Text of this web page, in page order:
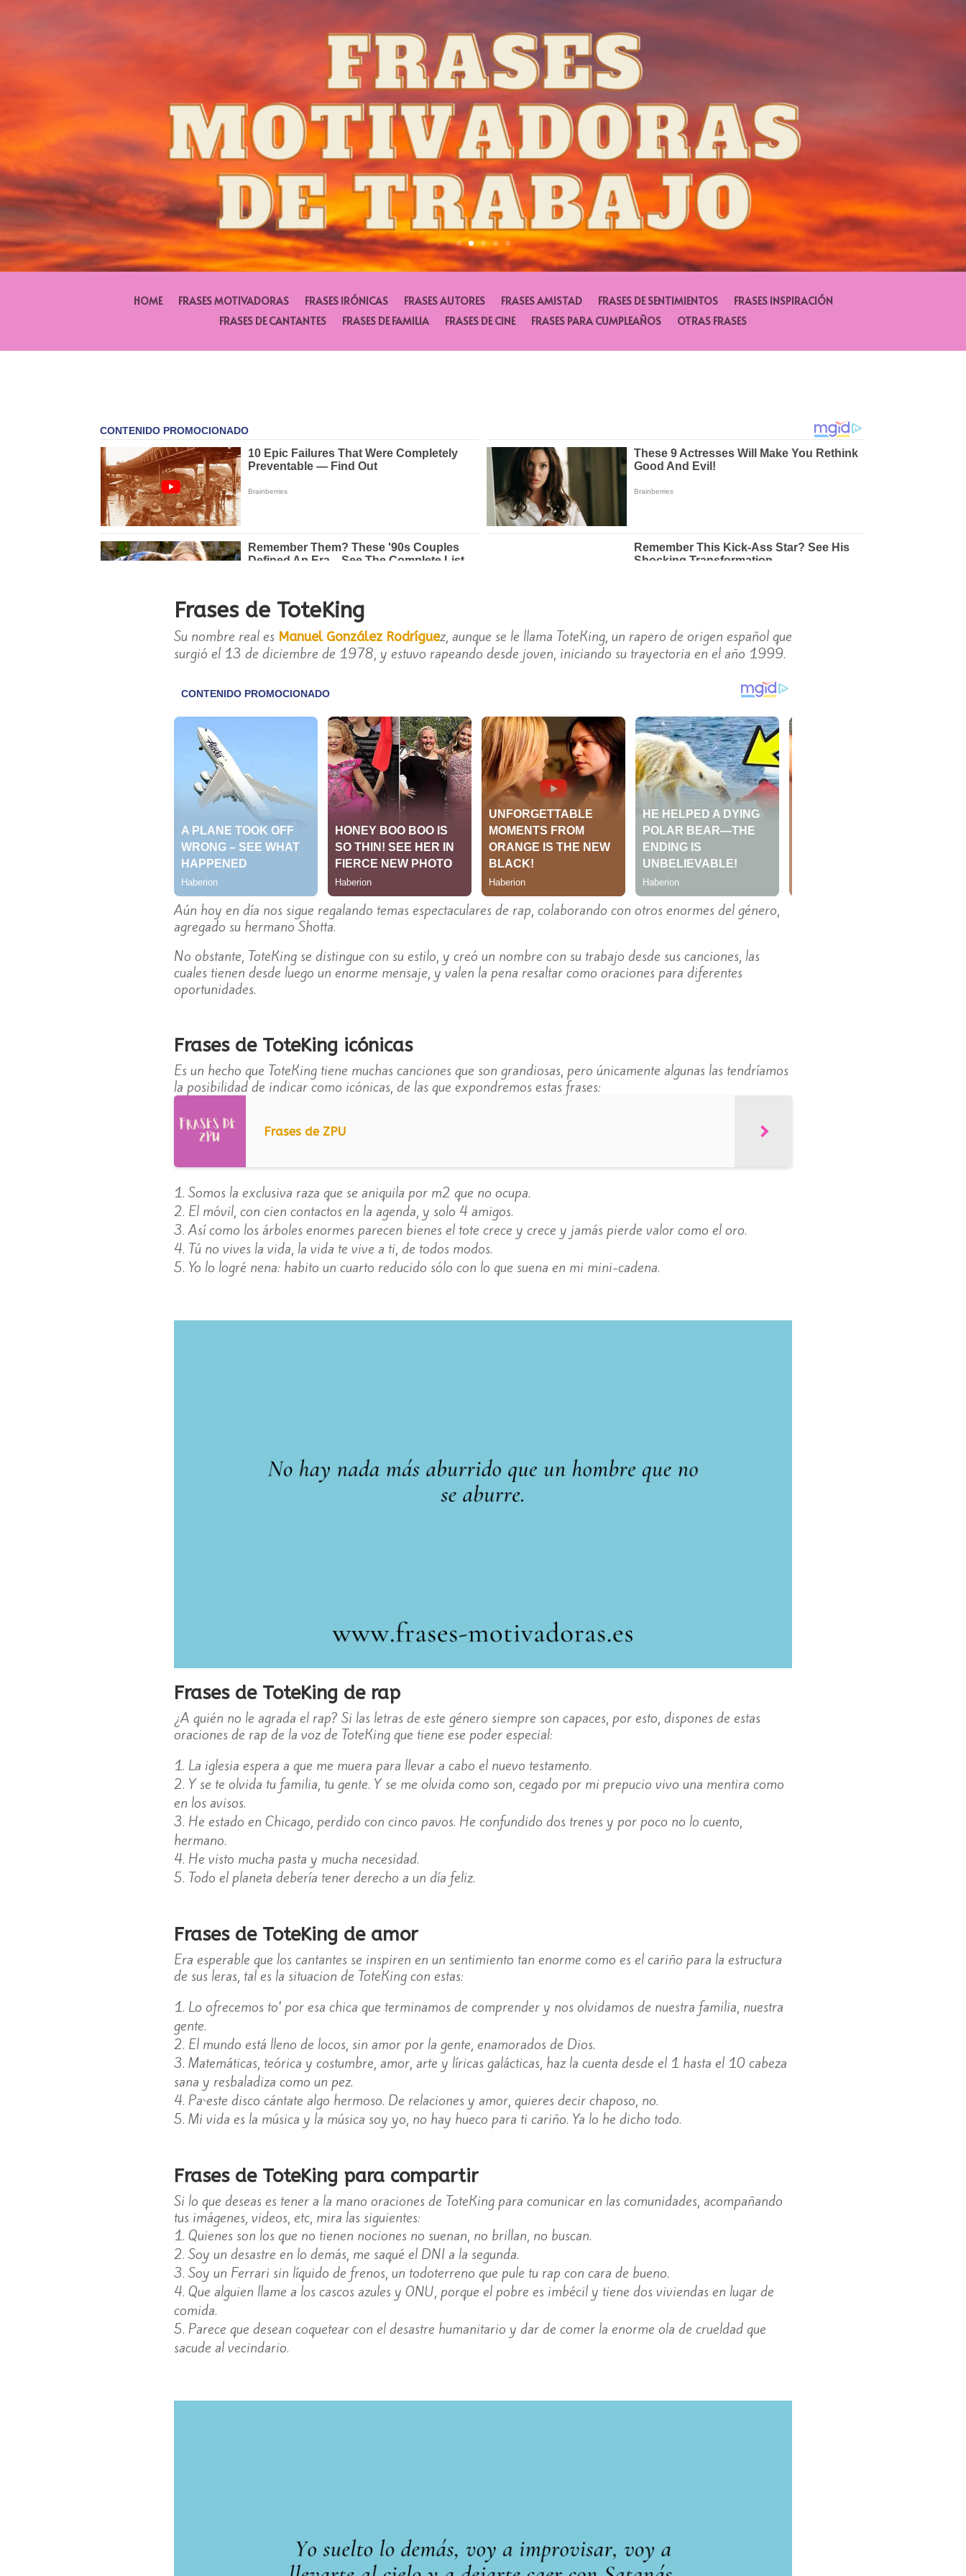
HOME FRASES MOTIVADORAS FRASES IRÓNICAS FRASES AUTORES FRASES AMISTAD FRASES DE SENTIMIENTOS
FRASES INSPIRACIÓN
FRASES DE CANTANTES
FRASES DE FAMILIA FRASES DE CINE FRASES PARA CUMPLEAÑOS OTRAS FRASES
Frases de ToteKing
Su nombre real es Manuel González Rodríguez, aunque se le llama ToteKing, un rapero de origen español que
surgió el 13 de diciembre de 1978, y estuvo rapeando desde joven, iniciando su trayectoria en el año 1999.
Aún hoy en día nos sigue regalando temas espectaculares de rap, colaborando con otros enormes del género,
agregado su hermano Shotta.
No obstante, ToteKing se distingue con su estilo, y creó un nombre con su trabajo desde sus canciones, las
cuales tienen desde luego un enorme mensaje, y valen la pena resaltar como oraciones para diferentes
oportunidades.
Frases de ToteKing icónicas
Es un hecho que ToteKing tiene muchas canciones que son grandiosas, pero únicamente algunas las tendríamos
la posibilidad de indicar como icónicas, de las que expondremos estas frases:
Frases de ZPU
Somos la exclusiva raza que se aniquila por m2 que no ocupa.
El móvil, con cien contactos en la agenda, y solo 4 amigos.
Así como los árboles enormes parecen bienes el tote crece y crece y jamás pierde valor como el oro.
Tú no vives la vida, la vida te vive a ti, de todos modos.
Yo lo logré nena: habito un cuarto reducido sólo con lo que suena en mi mini-cadena.
Frases de ToteKing de rap
¿A quién no le agrada el rap? Si las letras de este género siempre son capaces, por esto, dispones de estas
oraciones de rap de la voz de ToteKing que tiene ese poder especial:
La iglesia espera a que me muera para llevar a cabo el nuevo testamento.
Y se te olvida tu familia, tu gente. Y se me olvida como son, cegado por mi prepucio vivo una mentira como
en los avisos.
He estado en Chicago, perdido con cinco pavos. He confundido dos trenes y por poco no lo cuento,
hermano.
He visto mucha pasta y mucha necesidad.
Todo el planeta debería tener derecho a un día feliz.
Frases de ToteKing de amor
Era esperable que los cantantes se inspiren en un sentimiento tan enorme como es el cariño para la estructura
de sus leras, tal es la situacion de ToteKing con estas:
Lo ofrecemos to’ por esa chica que terminamos de comprender y nos olvidamos de nuestra familia, nuestra
gente.
El mundo está lleno de locos, sin amor por la gente, enamorados de Dios.
Matemáticas, teórica y costumbre, amor, arte y líricas galácticas, haz la cuenta desde el 1 hasta el 10 cabeza
sana y resbaladiza como un pez.
Pa`este disco cántate algo hermoso. De relaciones y amor, quieres decir chaposo, no.
Mi vida es la música y la música soy yo, no hay hueco para ti cariño. Ya lo he dicho todo.
Frases de ToteKing para compartir
Si lo que deseas es tener a la mano oraciones de ToteKing para comunicar en las comunidades, acompañando
tus imágenes, videos, etc, mira las siguientes:
Quienes son los que no tienen nociones no suenan, no brillan, no buscan.
Soy un desastre en lo demás, me saqué el DNI a la segunda.
Soy un Ferrari sin líquido de frenos, un todoterreno que pule tu rap con cara de bueno.
Que alguien llame a los cascos azules y ONU, porque el pobre es imbécil y tiene dos viviendas en lugar de
comida.
Parece que desean coquetear con el desastre humanitario y dar de comer la enorme ola de crueldad que
sacude al vecindario.